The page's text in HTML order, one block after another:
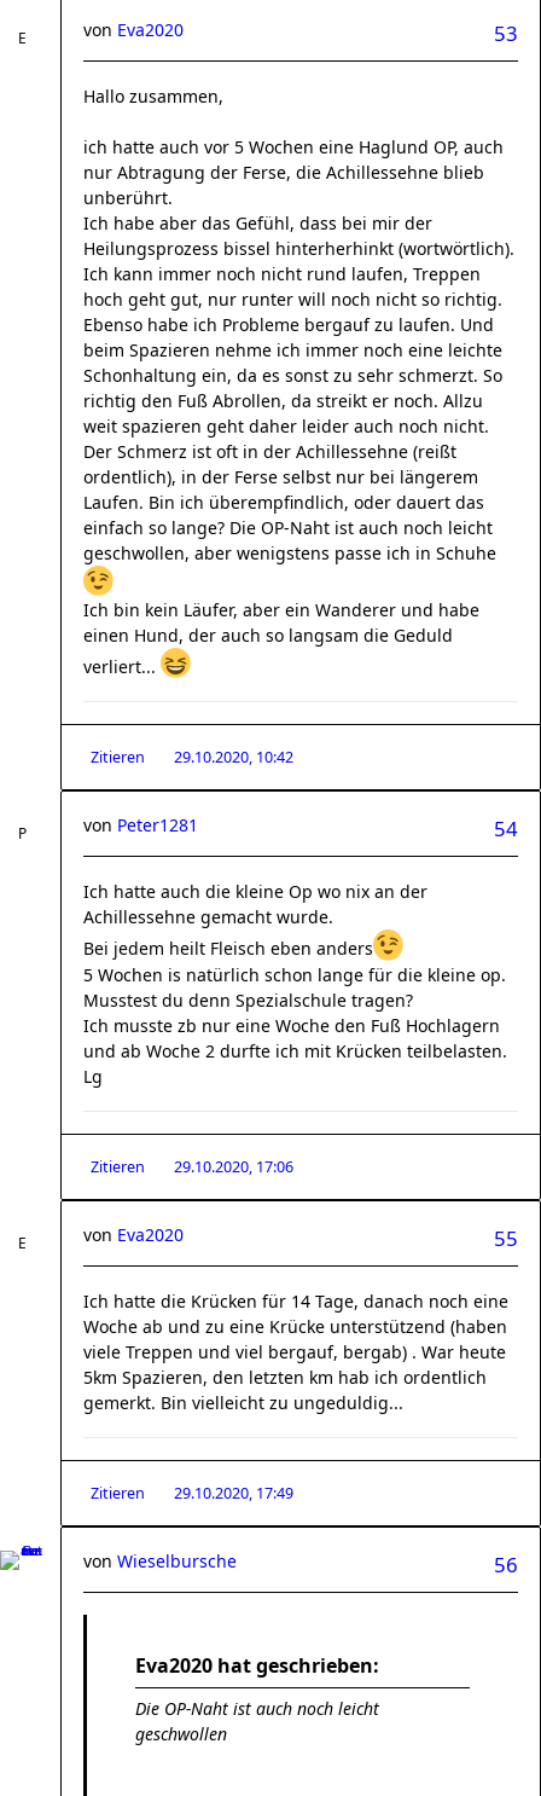
53
von Eva2020
Hallo zusammen,
ich hatte auch vor 5 Wochen eine Haglund OP, auch
nur Abtragung der Ferse, die Achillessehne blieb
unberührt.
Ich habe aber das Gefühl, dass bei mir der
Heilungsprozess bissel hinterherhinkt (wortwörtlich).
Ich kann immer noch nicht rund laufen, Treppen
hoch geht gut, nur runter will noch nicht so richtig.
Ebenso habe ich Probleme bergauf zu laufen. Und
beim Spazieren nehme ich immer noch eine leichte
Schonhaltung ein, da es sonst zu sehr schmerzt. So
richtig den Fuß Abrollen, da streikt er noch. Allzu
weit spazieren geht daher leider auch noch nicht.
Der Schmerz ist oft in der Achillessehne (reißt
ordentlich), in der Ferse selbst nur bei längerem
Laufen. Bin ich überempfindlich, oder dauert das
einfach so lange? Die OP-Naht ist auch noch leicht
geschwollen, aber wenigstens passe ich in Schuhe
Ich bin kein Läufer, aber ein Wanderer und habe
einen Hund, der auch so langsam die Geduld
verliert...
Zitieren 29.10.2020, 10:42
54
von Peter1281
Ich hatte auch die kleine Op wo nix an der
Achillessehne gemacht wurde.
Bei jedem heilt Fleisch eben anders
5 Wochen is natürlich schon lange für die kleine op.
Musstest du denn Spezialschule tragen?
Ich musste zb nur eine Woche den Fuß Hochlagern
und ab Woche 2 durfte ich mit Krücken teilbelasten.
Lg
Zitieren 29.10.2020, 17:06
55
von Eva2020
Ich hatte die Krücken für 14 Tage, danach noch eine
Woche ab und zu eine Krücke unterstützend (haben
viele Treppen und viel bergauf, bergab) . War heute
5km Spazieren, den letzten km hab ich ordentlich
gemerkt. Bin vielleicht zu ungeduldig...
Zitieren 29.10.2020, 17:49
56
von Wieselbursche
Eva2020 hat geschrieben:
Die OP-Naht ist auch noch leicht
geschwollen